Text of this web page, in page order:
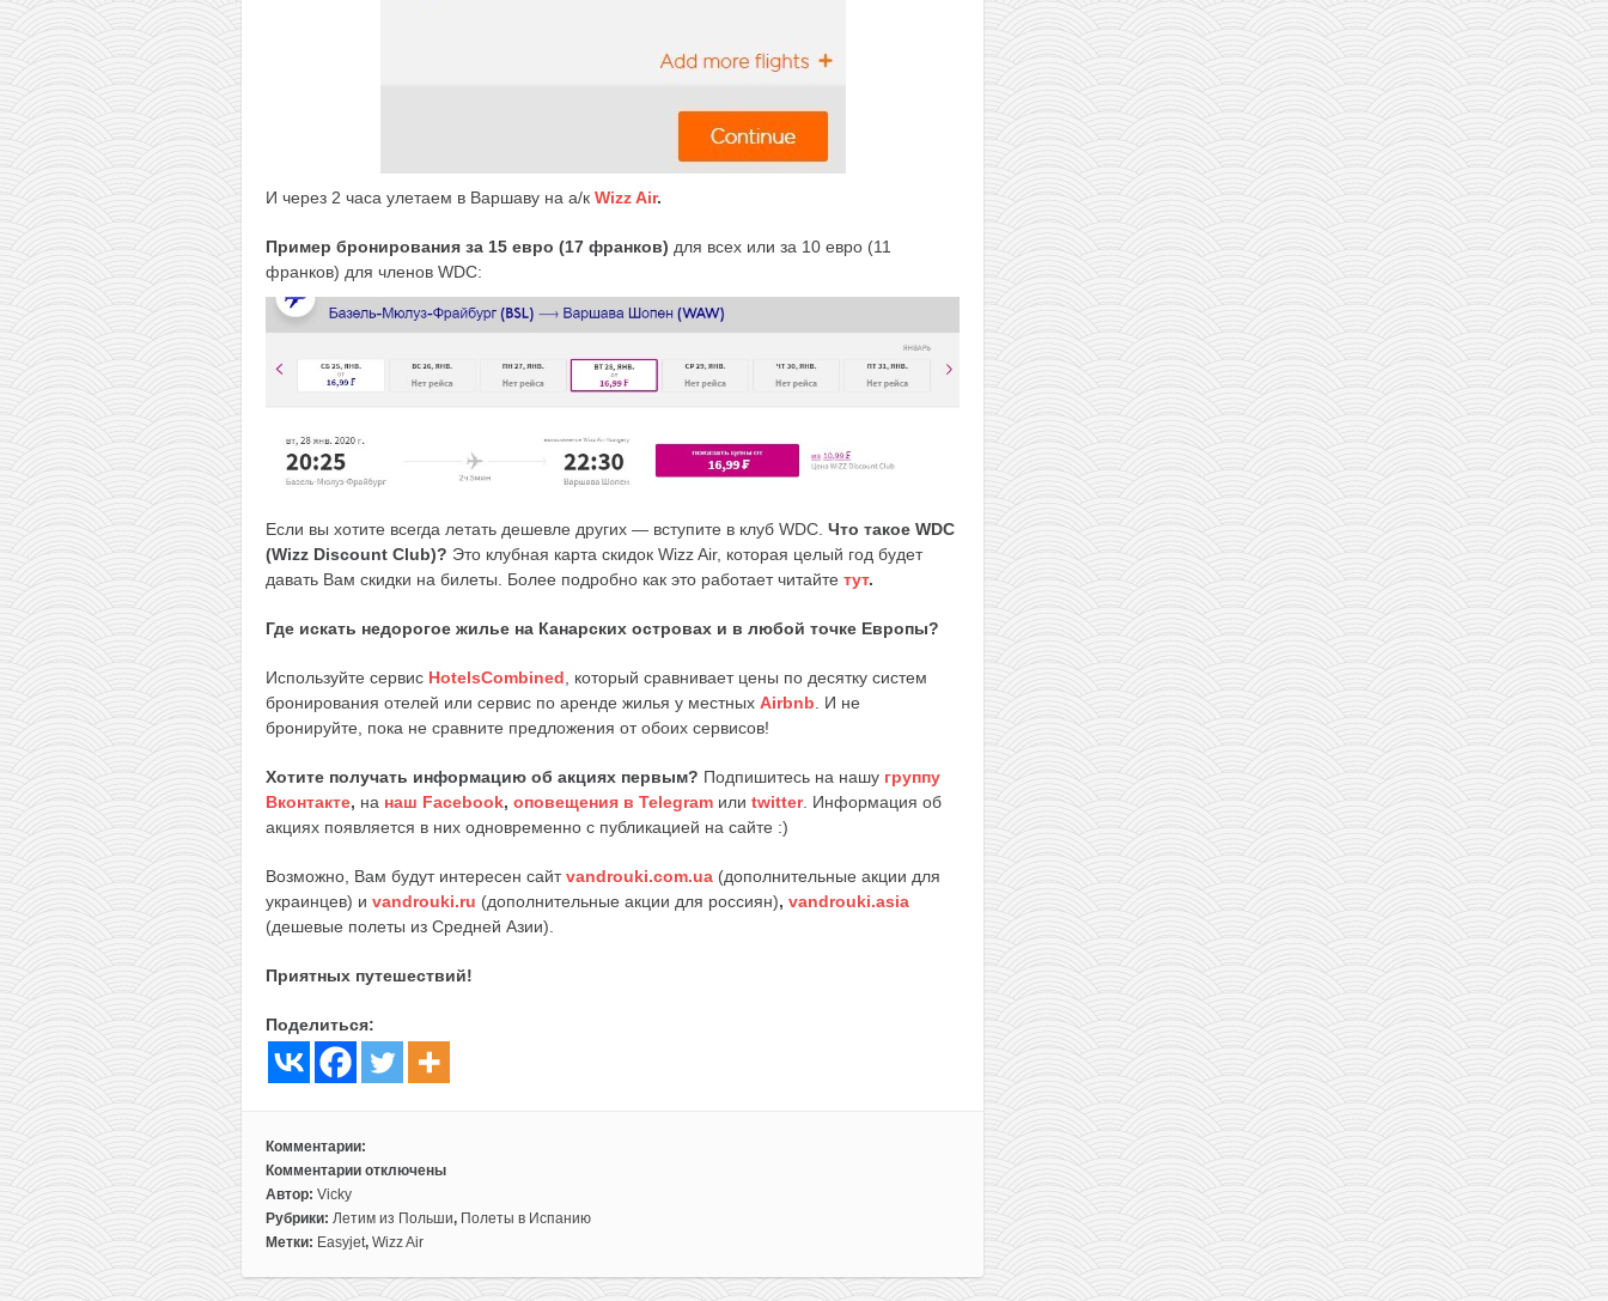
И через 2 часа улетаем в Варшаву на а/к Wizz Air.
Пример бронирования за 15 евро (17 франков) для всех или за 10 евро (11
франков) для членов WDC:
Если вы хотите всегда летать дешевле других — вступите в клуб WDC. Что такое WDC
(Wizz Discount Club)? Это клубная карта скидок Wizz Air, которая целый год будет
давать Вам скидки на билеты. Более подробно как это работает читайте тут.
Где искать недорогое жилье на Канарских островах и в любой точке Европы?
Используйте сервис HotelsCombined , который сравнивает цены по десятку систем
бронирования отелей или сервис по аренде жилья у местных Airbnb . И не
бронируйте, пока не сравните предложения от обоих сервисов!
Хотите получать информацию об акциях первым? Подпишитесь на нашу группу
Вконтакте, на наш Facebook, оповещения в Telegram или twitter. Информация об
акциях появляется в них одновременно с публикацией на сайте :)
Возможно, Вам будут интересен сайтvandrouki.com.ua (дополнительные акции для
украинцев) и vandrouki.ru (дополнительные акции для россиян), vandrouki.asia
(дешевые полеты из Средней Азии).
Приятных путешествий!
Поделиться:
Комментарии:
Комментарии
к
записи
Сборка:
Варшавы
отключены
Автор: Vicky
Рубрики: Летим из Польши, Полеты в Испанию
Метки: Easyjet, Wizz Air